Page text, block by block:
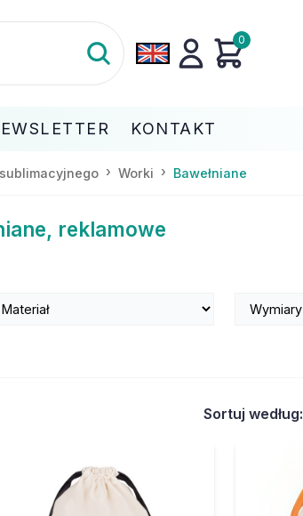
0
KONTAKT
Worki Bawełniane
reklamowe
Sortuj według: